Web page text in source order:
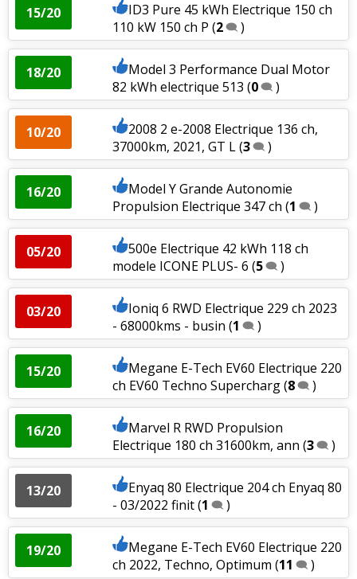
15/20
ID3 Pure 45 kWh Electrique 150 ch
110 kW 150 ch P (2 )
18/20
Model 3 Performance Dual Motor
82 kWh electrique 513 (0 )
10/20
2008 2 e-2008 Electrique 136 ch,
37000km, 2021, GT L(3 )
16/20
Model Y Grande Autonomie
Propulsion Electrique 347 ch (1 )
05/20
500e Electrique 42 kWh 118 ch
modele ICONE PLUS- 6 (5 )
03/20
Ioniq 6 RWD Electrique 229 ch 2023
- 68000kms - busin (1 )
15/20
Megane E-Tech EV60 Electrique 220
ch EV60 Techno Supercharg(8 )
16/20
Marvel R RWD Propulsion
Electrique 180 ch 31600km, ann (3 )
13/20
Enyaq 80 Electrique 204 ch Enyaq 80
- 03/2022 finit(1 )
19/20
Megane E-Tech EV60 Electrique 220
ch 2022, Techno, Optimum (11 )